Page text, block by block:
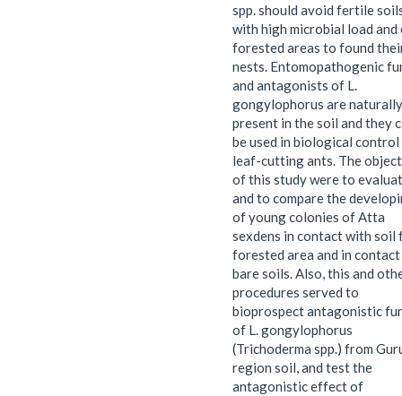
spp. should avoid fertile
with high microbial load and
forested areas to found
nests. Entomopathogenic
and antagonists of L.
gongylophorus are naturally
present in the soil and they
be used in biological
leaf-cutting ants. The
of this study were to
and to compare the
of young colonies of Atta
sexdens in contact with soil
forested area and in
bare soils. Also, this and
procedures served to
bioprospect antagonistic
of L. gongylophorus
(Trichoderma spp.) from
region soil, and test the
antagonistic effect of